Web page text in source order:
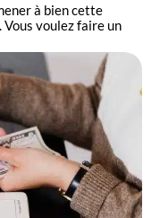
à bien cette
voulez faire un